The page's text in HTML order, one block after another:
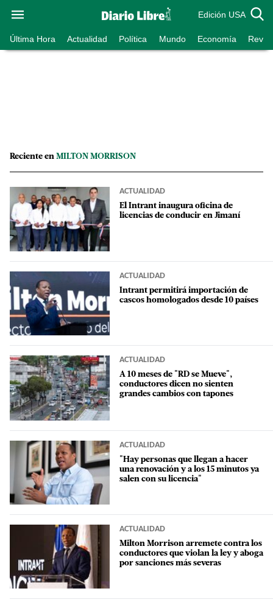
Edición USA
Última Hora Actualidad Política Mundo Economía
Reciente en MILTON MORRISON
ACTUALIDAD
El Intrant inaugura oficina de
licencias de conducir en Jimaní
ACTUALIDAD
Intrant permitirá importación de
cascos homologados desde 10 países
ACTUALIDAD
A 10 meses de "RD se Mueve",
conductores dicen no sienten
grandes cambios con tapones
ACTUALIDAD
"Hay personas que llegan a hacer
una renovación y a los 15 minutos ya
salen con su licencia"
ACTUALIDAD
Milton Morrison arremete contra los
conductores que violan la ley y aboga
por sanciones más severas